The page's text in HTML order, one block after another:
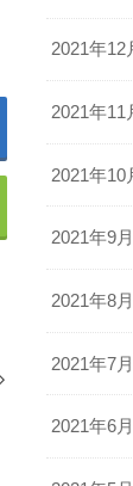
2021年12
2021年11
2021年10
2021年9月
2021年8月
2021年7月
2021年6月